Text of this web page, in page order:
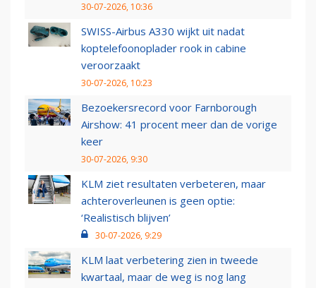
30-07-2026, 10:36
SWISS-Airbus A330 wijkt uit nadat
koptelefoonoplader rook in cabine
veroorzaakt
30-07-2026, 10:23
Bezoekersrecord voor Farnborough
Airshow: 41 procent meer dan de vorige
keer
30-07-2026, 9:30
KLM ziet resultaten verbeteren, maar
achteroverleunen is geen optie:
‘Realistisch blijven’
30-07-2026, 9:29
KLM laat verbetering zien in tweede
kwartaal, maar de weg is nog lang